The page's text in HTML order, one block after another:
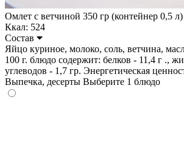
Омлет с ветчиной 350 гр (контейнер 0,5 л)
Ккал: 524
Состав
Яйцо куриное, молоко, соль, ветчина,
100 г. блюдо содержит: белков - 11,4 г .,
углеводов - 1,7 гр. Энергетическая
Выпечка, десерты Выберите 1 блюдо